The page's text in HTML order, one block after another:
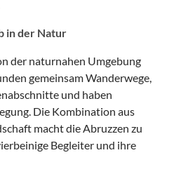
in der Natur
der naturnahen Umgebung
gemeinsam Wanderwege,
und haben
Die Kombination aus
macht die Abruzzen zu
Begleiter und ihre